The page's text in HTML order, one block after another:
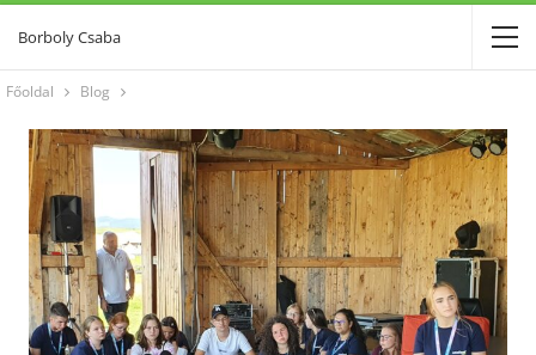
Borboly Csaba
Főoldal Blog